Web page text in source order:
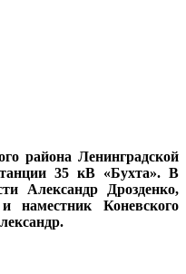
района Ленинградской
35 кВ «Бухта». В
Александр Дрозденко,
Коневского